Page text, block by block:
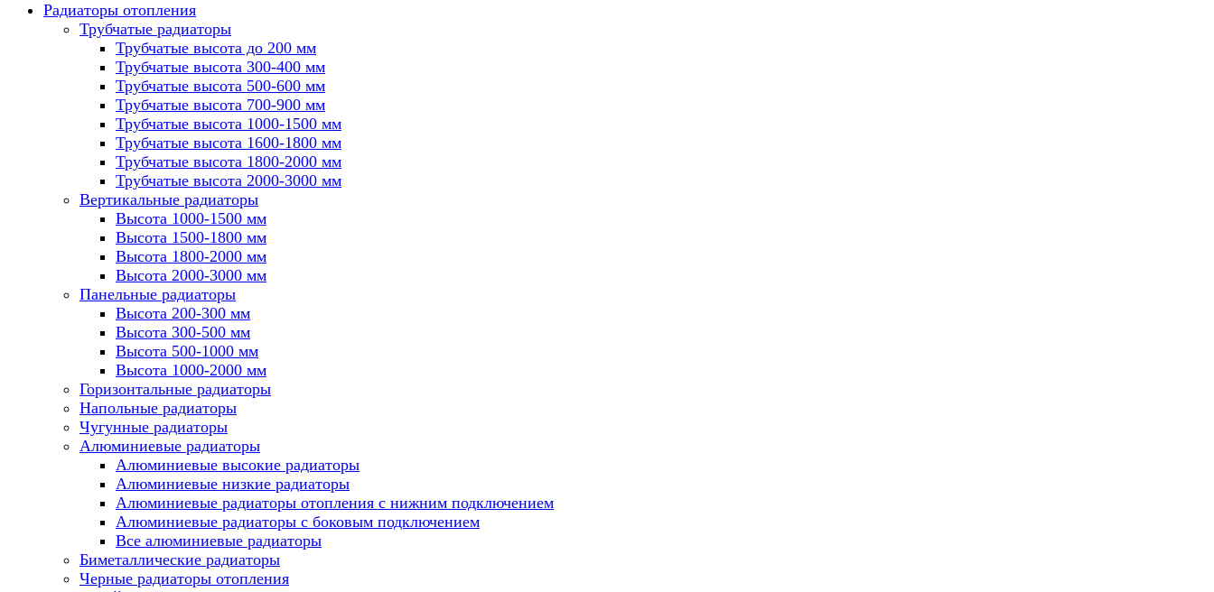
Радиаторы отопления
Трубчатые радиаторы
Трубчатые высота до 200 мм
Трубчатые высота 300-400 мм
Трубчатые высота 500-600 мм
Трубчатые высота 700-900 мм
Трубчатые высота 1000-1500 мм
Трубчатые высота 1600-1800 мм
Трубчатые высота 1800-2000 мм
Трубчатые высота 2000-3000 мм
Вертикальные радиаторы
Высота 1000-1500 мм
Высота 1500-1800 мм
Высота 1800-2000 мм
Высота 2000-3000 мм
Панельные радиаторы
Высота 200-300 мм
Высота 300-500 мм
Высота 500-1000 мм
Высота 1000-2000 мм
Горизонтальные радиаторы
Напольные радиаторы
Чугунные радиаторы
Алюминиевые радиаторы
Алюминиевые высокие радиаторы
Алюминиевые низкие радиаторы
Алюминиевые радиаторы отопления с нижним подключением
Алюминиевые радиаторы с боковым подключением
Все алюминиевые радиаторы
Биметаллические радиаторы
Черные радиаторы отопления